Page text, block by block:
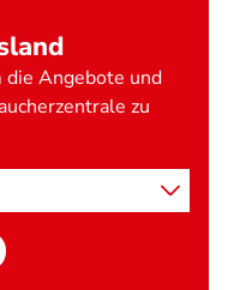
die Angebote und
zu